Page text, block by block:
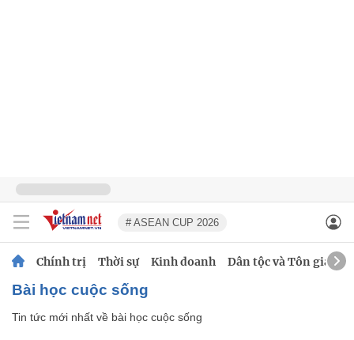
# ASEAN CUP 2026
Chính trị Thời sự Kinh doanh Dân tộc và Tôn giáo
bài học cuộc sống
Tin tức mới nhất về bài học cuộc sống